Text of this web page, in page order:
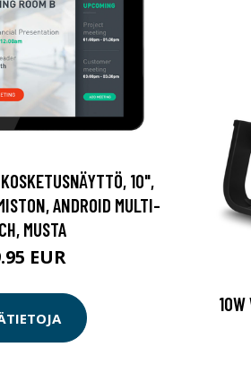
10",
ANDROID MULTI-
MUSTA
EUR
10W